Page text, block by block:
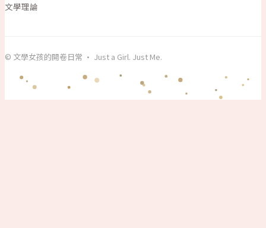
文學理論
© 文學女孩的開卷日常 · Just a Girl. Just Me.